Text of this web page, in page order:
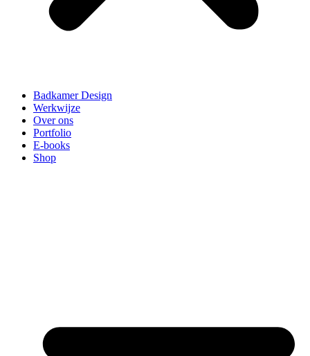
Badkamer Design
Werkwijze
Over ons
Portfolio
E-books
Shop